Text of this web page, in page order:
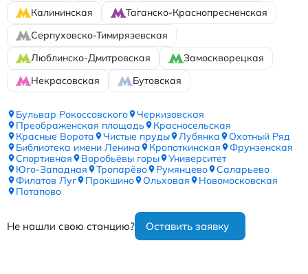
Калининская
Таганско-Краснопресненская
Серпуховско-Тимирязевская
Люблинско-Дмитровская
Замоскворецкая
Некрасовская
Бутовская
Бульвар Рокоссовского
Черкизовская
Преображенская площадь
Красносельская
Красные Ворота
Чистые пруды Лубянка
Охотный Ряд
Библиотека имени Ленина
Кропоткинская
Фрунзенская
Спортивная
Воробьёвы горы
Университет
Юго-Западная
Тропарёво Румянцево
Саларьево
Филатов Луг
Прокшино Ольховая
Новомосковская
Потапово
Не нашли свою станцию? Оставить заявку